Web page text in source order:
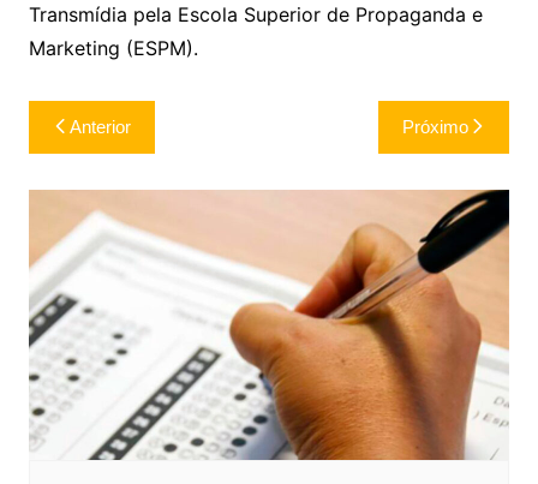
Transmídia pela Escola Superior de Propaganda e
Marketing (ESPM).
Navegação
de
Post
Anterior Próximo